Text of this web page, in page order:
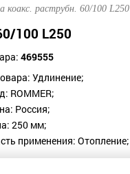
коакс. раструбн. 60/100 L250
100 L250
469555
Удлинение;
ROMMER;
Россия;
250 мм;
применения: Отопление;